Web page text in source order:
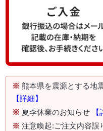
※ 熊本県を震源とする地
【詳細】
※ 夏季休業のお知らせ
※ 注意喚起:ご注文内容誤